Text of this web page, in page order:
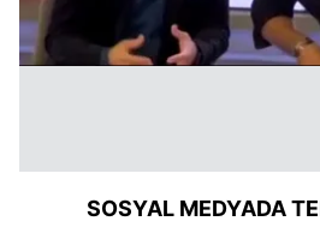
SOSYAL MEDYADA